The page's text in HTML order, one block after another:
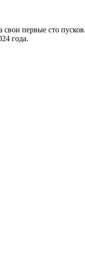
первые сто
года.